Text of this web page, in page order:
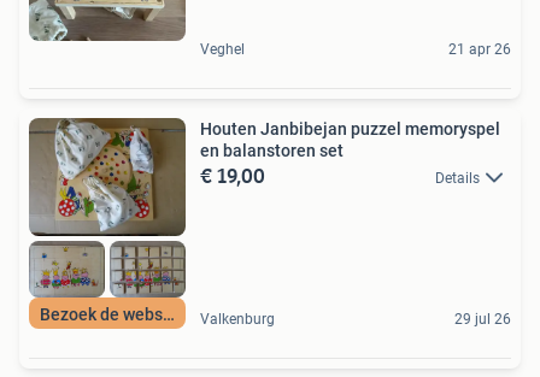
Veghel 21 apr 26
Bezoek de webshop
Houten Janbibejan puzzel memoryspel
en balanstoren set
€ 19,00 Details
Valkenburg 29 jul 26